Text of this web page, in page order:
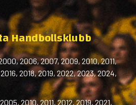
Handbollsklubb
2006, 2007, 2009, 2010, 2011,
2018, 2019, 2022, 2023, 2024,
2010, 2011, 2012, 2019, 2021,